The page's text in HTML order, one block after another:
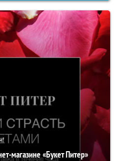
магазине «Букет Питер»